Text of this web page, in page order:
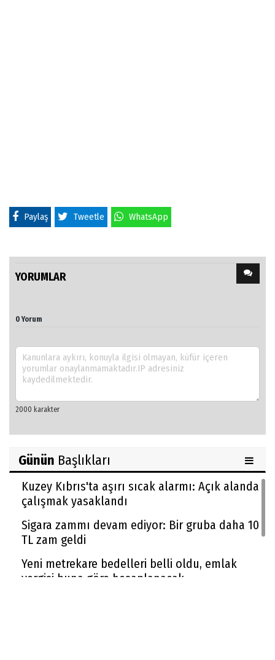
Paylaş Tweetle WhatsApp
YORUMLAR
0 Yorum
Günün Başlıkları
Kuzey Kıbrıs'ta aşırı sıcak alarmı: Açık alanda
çalışmak yasaklandı
Sigara zammı devam ediyor: Bir gruba daha 10
TL zam geldi
Yeni metrekare bedelleri belli oldu, emlak
vergisi buna göre hesaplanacak